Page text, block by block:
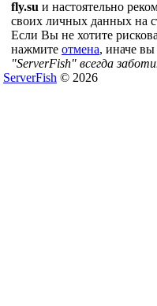
fly.su и настоятельно
своих личных данных на
Если Вы не хотите
нажмите отмена, иначе вы
"ServerFish" всегда
ServerFish © 2026